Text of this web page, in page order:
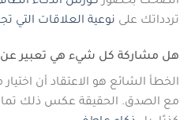
تردداتك على نوعية العلاقات التي
هل مشاركة كل شيء هي تعبير
الخطأ الشائع هو الاعتقاد أن
مع الصدق. الحقيقة عكس ذلك